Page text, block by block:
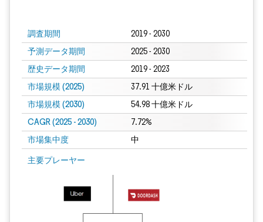
調査期間 2019 - 2030
予測データ期間 2025 - 2030
歴史データ期間 2019 - 2023
市場規模 (2025) 37.91 十億米ドル
市場規模 (2030) 54.98 十億米ドル
CAGR (2025 - 2030) 7.72%
市場集中度 中
主要プレーヤー